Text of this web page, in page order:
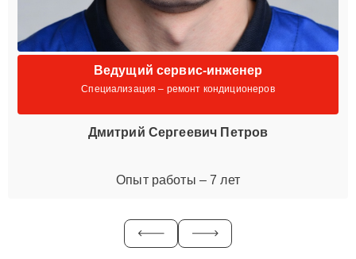
Ведущий сервис-инженер
Специализация – ремонт кондиционеров
Дмитрий Сергеевич Петров
Опыт работы – 7 лет